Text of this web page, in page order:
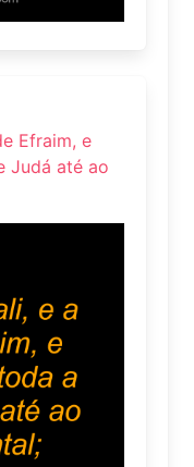
Efraim, e
Judá até ao